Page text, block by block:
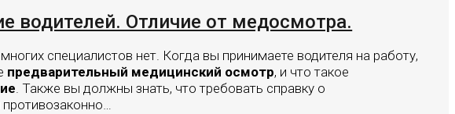
водителей. Отличие от медосмотра.
специалистов нет. Когда вы принимаете водителя на работу,
предварительный медицинский осмотр, и что такое
. Также вы должны знать, что требовать справку о